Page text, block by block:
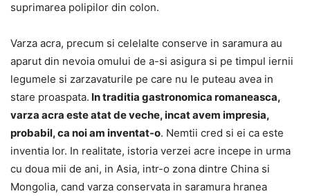
suprimarea polipilor din colon.
Varza acra, precum si celelalte conserve in saramura au
aparut din nevoia omului de a-si asigura si pe timpul iernii
legumele si zarzavaturile pe care nu le puteau avea in
stare proaspata. In traditia gastronomica romaneasca,
varza acra este atat de veche, incat avem impresia,
probabil, ca noi am inventat-o. Nemtii cred si ei ca este
inventia lor. In realitate, istoria verzei acre incepe in urma
cu doua mii de ani, in Asia, intr-o zona dintre China si
Mongolia, cand varza conservata in saramura hranea